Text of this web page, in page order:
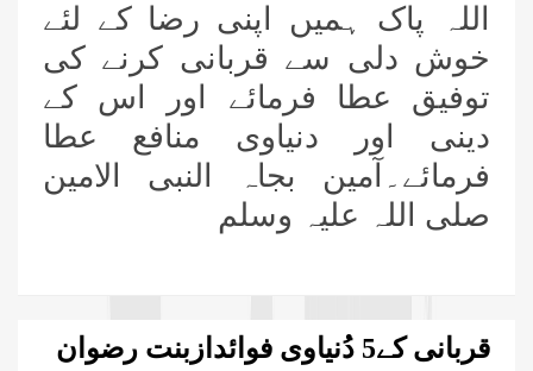
اللہ پاک ہمیں اپنی رضا کے لئے
خوش دلی سے قربانی کرنے کی
توفیق عطا فرمائے اور اس کے
دینی اور دنیاوی منافع عطا
فرمائے۔آمین بجاہ النبی الامین
صلی اللہ علیہ وسلم
قربانی کے5 دُنیاوی فوائدازبنت رضوان